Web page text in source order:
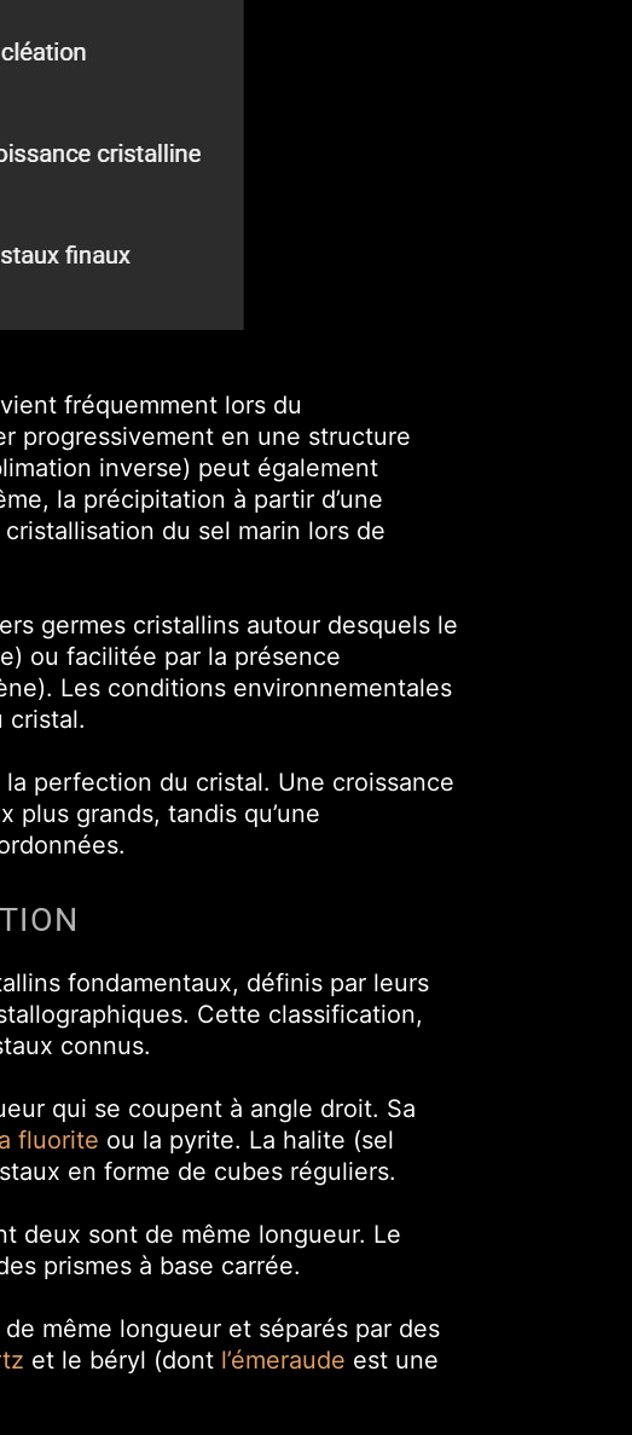
fréquemment lors du
progressivement en une structure
inverse) peut également
la précipitation à partir d’une
du sel marin lors de
germes cristallins autour desquels le
ou facilitée par la présence
Les conditions environnementales
cristal.
perfection du cristal. Une croissance
grands, tandis qu’une
fondamentaux, définis par leurs
Cette classification,
connus.
qui se coupent à angle droit. Sa
fluorite ou la pyrite. La halite (sel
en forme de cubes réguliers.
deux sont de même longueur. Le
prismes à base carrée.
même longueur et séparés par des
et le béryl (dont l’émeraude est une